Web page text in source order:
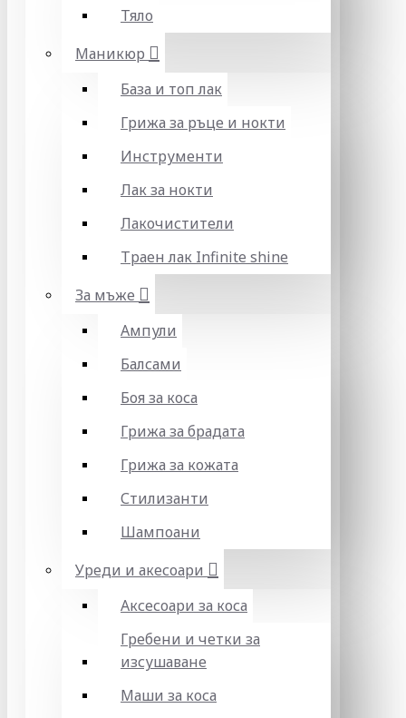
Тяло
Маникюр
База и топ лак
Грижа за ръце и нокти
Инструменти
Лак за нокти
Лакочистители
Траен лак Infinite shine
За мъже
Ампули
Балсами
Боя за коса
Грижа за брадата
Грижа за кожата
Стилизанти
Шампоани
Уреди и акесоари
Аксесоари за коса
Гребени и четки за
изсушаване
Маши за коса